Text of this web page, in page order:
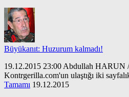
Büyükanıt: Huzurum kalmadı!
19.12.2015 23:00 Abdullah HARUN /
Kontrgerilla.com'un ulaştığı iki
Tamamı 19.12.2015